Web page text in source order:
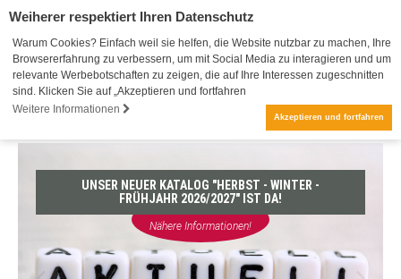
Weiherer respektiert Ihren Datenschutz
Warum Cookies? Einfach weil sie helfen, die Website nutzbar zu machen, Ihre
Browsererfahrung zu verbessern, um mit Social Media zu interagieren und um
relevante Werbebotschaften zu zeigen, die auf Ihre Interessen zugeschnitten
sind. Klicken Sie auf „Akzeptieren und fortfahren
Weitere Informationen
Akzeptieren und fortfahren
UNSER NEUER KATALOG "HERBST - WINTER -
FRÜHJAHR 2026/2027" IST DA!
Nähere Informationen!